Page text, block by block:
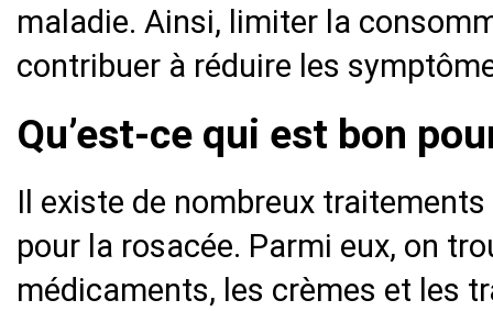
maladie. Ainsi, limiter la
contribuer à réduire les
Qu’est-ce qui est bon
Il existe de nombreux
pour la rosacée. Parmi eux, on
médicaments, les crèmes et les